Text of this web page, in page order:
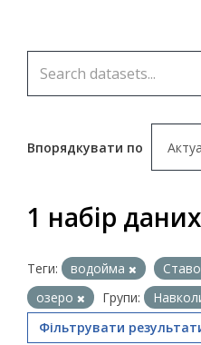
Впорядкувати по
1 набір
Теги: водойма
озеро
Групи:
Фільтрувати